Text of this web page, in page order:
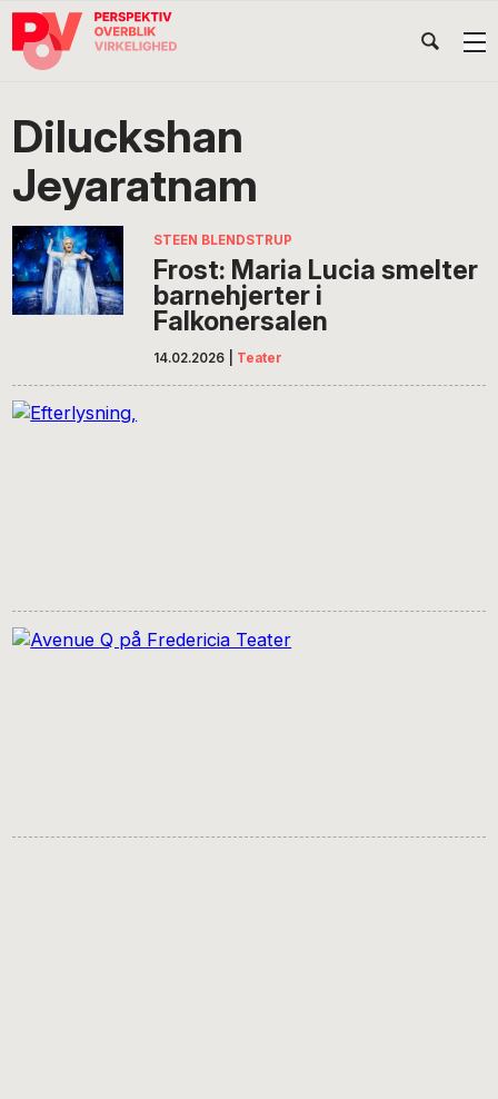
Gå
direkte
navigation
Skip
indhold
Gå
direkte
POV
International
Diluckshan
Jeyaratnam
STEEN BLENDSTRUP
Frost: Maria Lucia smelter
barnehjerter i
Falkonersalen
14.02.2026 Teater